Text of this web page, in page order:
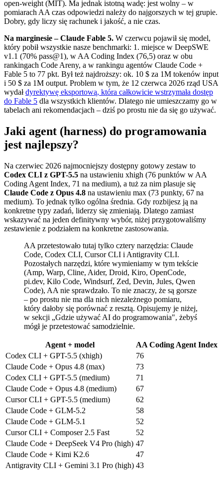
open-weight (MIT). Ma jednak istotną wadę: jest wolny – w
pomiarach AA czas odpowiedzi należy do najgorszych w tej grupie.
Dobry, gdy liczy się rachunek i jakość, a nie czas.
Na marginesie – Claude Fable 5. W czerwcu pojawił się model,
który pobił wszystkie nasze benchmarki: 1. miejsce w DeepSWE
v1.1 (70% pass@1), w AA Coding Index (76,5) oraz w obu
rankingach Code Areny, a w rankingu agentów Claude Code +
Fable 5 to 77 pkt. Był też najdroższy: ok. 10 $ za 1M tokenów input
i 50 $ za 1M output. Problem w tym, że 12 czerwca 2026 rząd USA
wydałdyrektywę eksportową, która całkowicie wstrzymała dostęp
do Fable 5 dla wszystkich klientów. Dlatego nie umieszczamy go w
tabelach ani rekomendacjach – dziś po prostu nie da się go używać.
Jaki agent (harness) do programowania
jest najlepszy?
Na czerwiec 2026 najmocniejszy dostępny gotowy zestaw to
Codex CLI z GPT-5.5 na ustawieniu xhigh (76 punktów w AA
Coding Agent Index, 71 na medium), a tuż za nim plasuje się
Claude Code z Opus 4.8 na ustawieniu max (73 punkty, 67 na
medium). To jednak tylko ogólna średnia. Gdy rozbijesz ją na
konkretne typy zadań, liderzy się zmieniają. Dlatego zamiast
wskazywać na jeden definitywny wybór, niżej przygotowaliśmy
zestawienie z podziałem na konkretne zastosowania.
AA przetestowało tutaj tylko cztery narzędzia: Claude
Code, Codex CLI, Cursor CLI i Antigravity CLI.
Pozostałych narzędzi, które wymieniamy w tym tekście
(Amp, Warp, Cline, Aider, Droid, Kiro, OpenCode,
pi.dev, Kilo Code, Windsurf, Zed, Devin, Jules, Qwen
Code), AA nie sprawdzało. To nie znaczy, że są gorsze
– po prostu nie ma dla nich niezależnego pomiaru,
który dałoby się porównać z resztą. Opisujemy je niżej,
w sekcji „Gdzie używać AI do programowania", żebyś
mógł je przetestować samodzielnie.
Agent + model
AA Coding Agent Index
Codex CLI + GPT-5.5 (xhigh)
76
Claude Code + Opus 4.8 (max)
73
Codex CLI + GPT-5.5 (medium)
71
Claude Code + Opus 4.8 (medium)
67
Cursor CLI + GPT-5.5 (medium)
62
Claude Code + GLM-5.2
58
Claude Code + GLM-5.1
52
Cursor CLI + Composer 2.5 Fast
52
Claude Code + DeepSeek V4 Pro (high) 47
Claude Code + Kimi K2.6
47
Antigravity CLI + Gemini 3.1 Pro (high) 43